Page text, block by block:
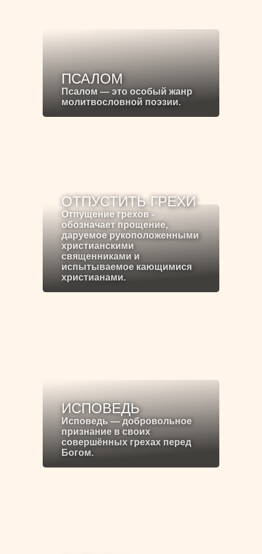
ПСАЛОМ
Псалом — это особый жанр
молитвословной поэзии.
ОТПУСТИТЬ ГРЕХИ
Отпущение грехов -
обозначает прощение,
даруемое рукоположенными
христианскими
священниками и
испытываемое кающимися
христианами.
ИСПОВЕДЬ
Исповедь — добровольное
признание в своих
совершённых грехах перед
Богом.